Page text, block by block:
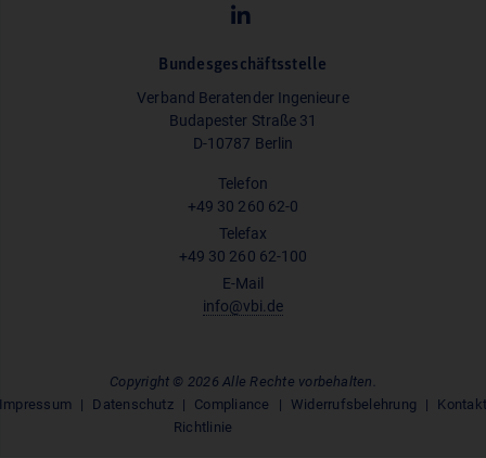
Bundesgeschäftsstelle
Verband Beratender Ingenieure
Budapester Straße 31
D-10787 Berlin
Telefon
+49 30 260 62-0
Telefax
+49 30 260 62-100
E-Mail
info@vbi.de
Copyright © 2026 Alle Rechte vorbehalten.
Datenschutz
Compliance
Richtlinie
Widerrufsbelehrung